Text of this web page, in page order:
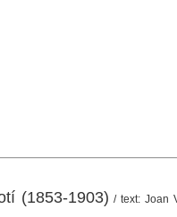
(1853-1903) / text: Joan